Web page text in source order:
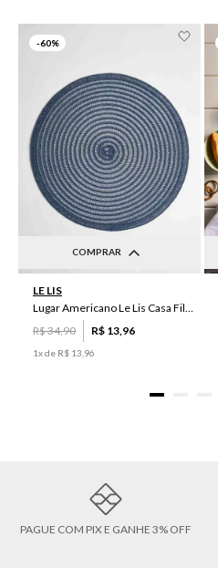
-60%
COMPRAR
LE LIS
Lugar Americano Le Lis Casa Filipa
R$34,90 R$ 13 96
1x de R$ 13 96
PAGUE COM PIX E GANHE 3% OFF